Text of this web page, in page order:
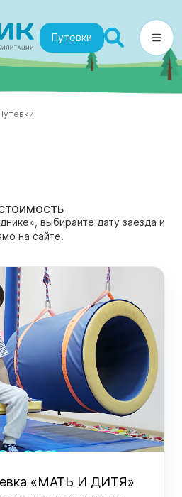
Путевки
выбирайте дату заезда и
на сайте.
«МАТЬ И ДИТЯ»